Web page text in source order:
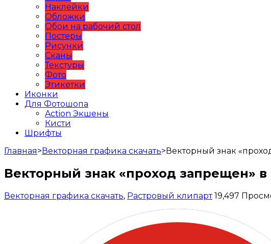
Наклейки
Обложки
Обои на рабочий стол
Постеры
Рисунки
Сканы
Текстуры
Фото
Этикетки
Иконки
Для Фотошопа
Action Экшены
Кисти
Шрифты
Главная>Векторная графика скачать>Векторный знак
Векторный знак «проход запрещен»
Векторная графика скачать, Растровый клипарт 19,497